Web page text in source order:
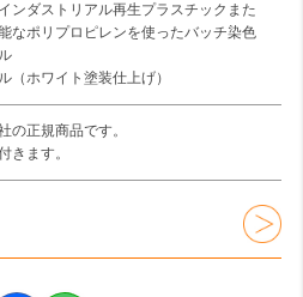
ンダストリアル再生プラスチックまた
なポリプロピレンを使ったバッチ染色
（ホワイト塗装仕上げ）
の正規商品です。
きます。